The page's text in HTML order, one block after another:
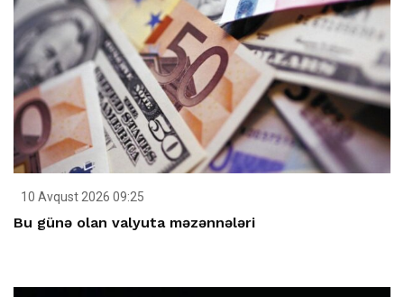
10 Avqust 2026 09:25
Bu günə olan valyuta məzənnələri